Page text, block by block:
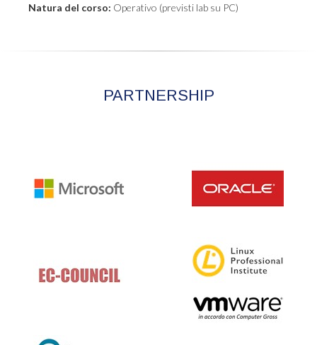
Natura del corso: Operativo (previsti lab su PC)
PARTNERSHIP